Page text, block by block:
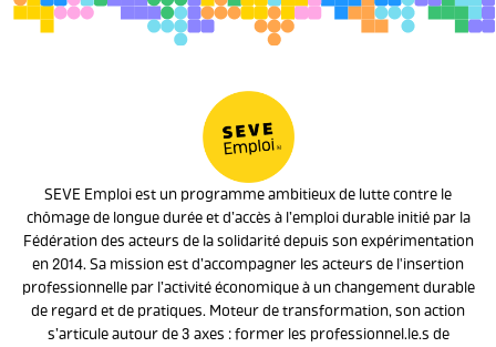
SEVE Emploi est un programme ambitieux de lutte contre le
chômage de longue durée et d’accès à l’emploi durable initié par la
Fédération des acteurs de la solidarité depuis son expérimentation
en 2014. Sa mission est d’accompagner les acteurs de l'insertion
professionnelle par l’activité économique à un changement durable
de regard et de pratiques. Moteur de transformation, son action
s’articule autour de 3 axes : former les professionnel.le.s de